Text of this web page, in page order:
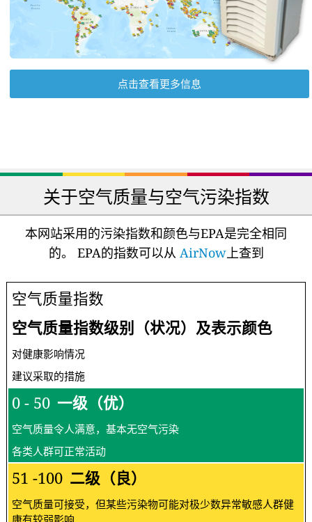
点击查看更多信息
关于空气质量与空气污染指数
本网站采用的污染指数和颜色与EPA是完全相同
的。 EPA的指数可以从 AirNow上查到
空气质量指数
空气质量指数级别（状况）及表示颜色
对健康影响情况
建议采取的措施
0 - 50 一级（优）
空气质量令人满意，基本无空气污染
各类人群可正常活动
51 -100 二级（良）
空气质量可接受，但某些污染物可能对极少数异常敏感人群健
康有较弱影响